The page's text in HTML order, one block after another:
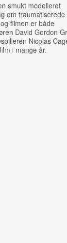
smukt modelleret
om traumatiserede
filmen er både
David Gordon
Nicolas
i mange år.